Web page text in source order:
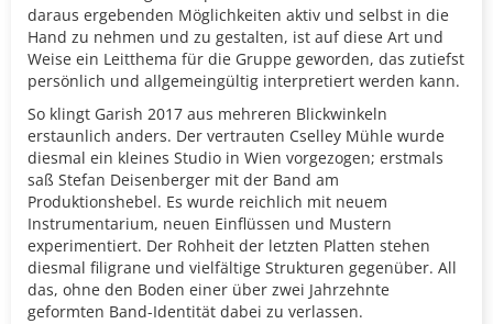
daraus ergebenden Möglichkeiten aktiv und selbst in die
Hand zu nehmen und zu gestalten, ist auf diese Art und
Weise ein Leitthema für die Gruppe geworden, das zutiefst
persönlich und allgemeingültig interpretiert werden kann.
So klingt Garish 2017 aus mehreren Blickwinkeln
erstaunlich anders. Der vertrauten Cselley Mühle wurde
diesmal ein kleines Studio in Wien vorgezogen; erstmals
saß Stefan Deisenberger mit der Band am
Produktionshebel. Es wurde reichlich mit neuem
Instrumentarium, neuen Einflüssen und Mustern
experimentiert. Der Rohheit der letzten Platten stehen
diesmal filigrane und vielfältige Strukturen gegenüber. All
das, ohne den Boden einer über zwei Jahrzehnte
geformten Band-Identität dabei zu verlassen.